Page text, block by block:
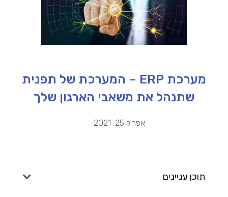
מערכת ERP – המערכת של תפנית
שתנהל את משאבי הארגון שלך
אפריל 25, 2021
תוכן עניינים